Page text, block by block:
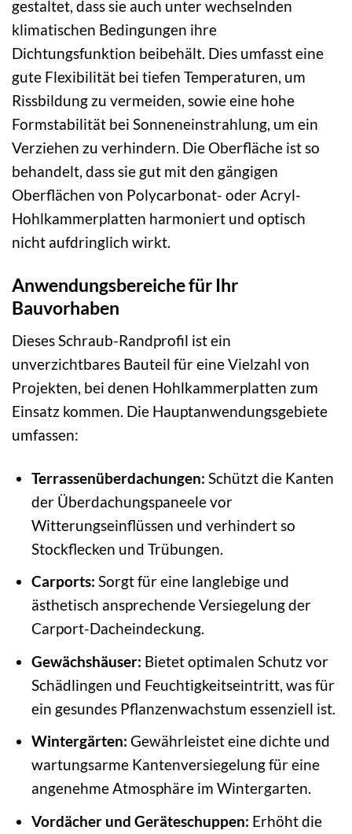
gestaltet, dass sie auch unter wechselnden
klimatischen Bedingungen ihre
Dichtungsfunktion beibehält. Dies umfasst eine
gute Flexibilität bei tiefen Temperaturen, um
Rissbildung zu vermeiden, sowie eine hohe
Formstabilität bei Sonneneinstrahlung, um ein
Verziehen zu verhindern. Die Oberfläche ist so
behandelt, dass sie gut mit den gängigen
Oberflächen von Polycarbonat- oder Acryl-
Hohlkammerplatten harmoniert und optisch
nicht aufdringlich wirkt.
Anwendungsbereiche für Ihr
Bauvorhaben
Dieses Schraub-Randprofil ist ein
unverzichtbares Bauteil für eine Vielzahl von
Projekten, bei denen Hohlkammerplatten zum
Einsatz kommen. Die Hauptanwendungsgebiete
umfassen:
Terrassenüberdachungen: Schützt die Kanten
der Überdachungspaneele vor
Witterungseinflüssen und verhindert so
Stockflecken und Trübungen.
Carports: Sorgt für eine langlebige und
ästhetisch ansprechende Versiegelung der
Carport-Dacheindeckung.
Gewächshäuser: Bietet optimalen Schutz vor
Schädlingen und Feuchtigkeitseintritt, was für
ein gesundes Pflanzenwachstum essenziell ist.
Wintergärten: Gewährleistet eine dichte und
wartungsarme Kantenversiegelung für eine
angenehme Atmosphäre im Wintergarten.
Vordächer und Geräteschuppen: Erhöht die